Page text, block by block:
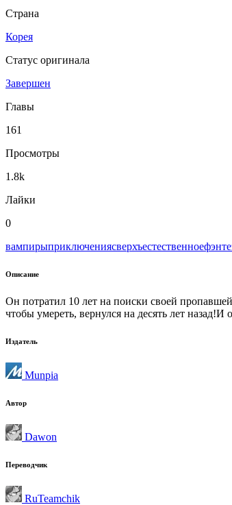
Страна
Корея
Статус оригинала
Завершен
Главы
161
Просмотры
1.8k
Лайки
0
вампирыприключениясверхъестественное
Описание
Он потратил 10 лет на поиски своей
чтобы умереть, вернулся на десять лет
Издатель
Munpia
Автор
Dawon
Переводчик
RuTeamchik